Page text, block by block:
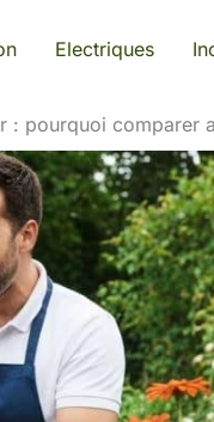
Electriques
: pourquoi comparer